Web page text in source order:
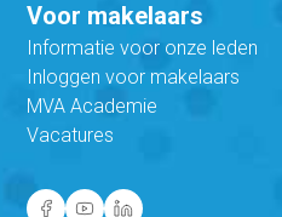
Voor makelaars
Informatie voor onze leden
Inloggen voor makelaars
MVA Academie
Vacatures